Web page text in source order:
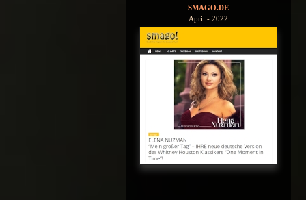
SMAGO.DE
April - 2022